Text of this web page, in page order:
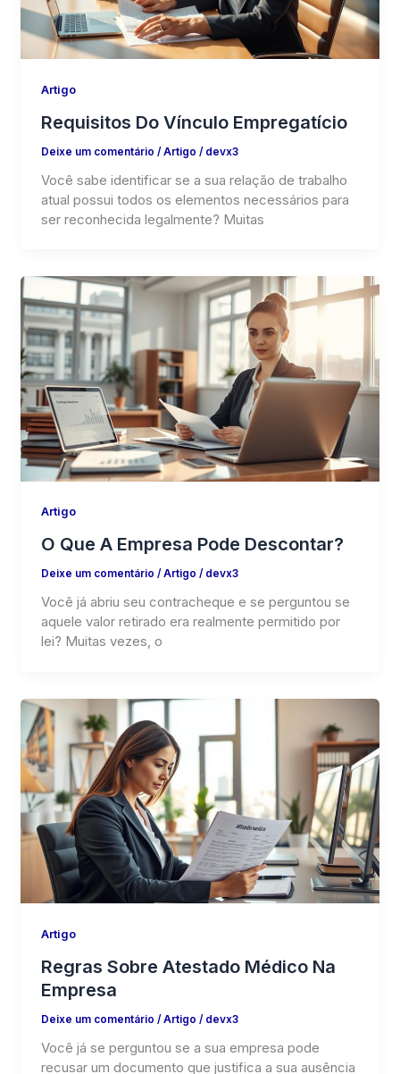
Artigo
Requisitos Do Vínculo Empregatício
Deixe um comentário /Artigo / devx3
Você sabe identificar se a sua relação de trabalho
atual possui todos os elementos necessários para
ser reconhecida legalmente? Muitas
Artigo
O Que A Empresa Pode Descontar?
Deixe um comentário / Artigo / devx3
Você já abriu seu contracheque e se perguntou se
aquele valor retirado era realmente permitido por
lei? Muitas vezes, o
Artigo
Regras Sobre Atestado Médico Na
Empresa
Deixe um comentário /Artigo / devx3
Você já se perguntou se a sua empresa pode
recusar um documento que justifica a sua ausência